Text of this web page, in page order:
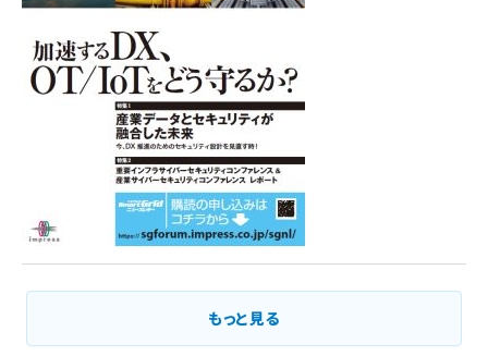
もっと見る